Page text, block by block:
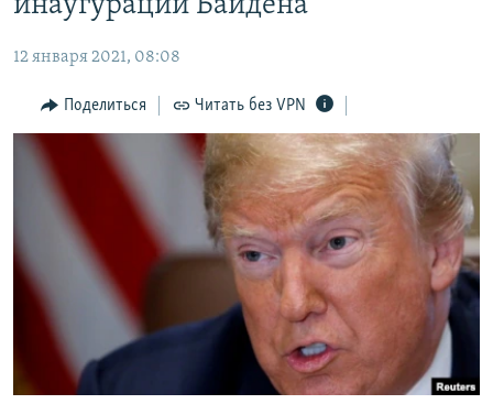
главной
навигации
Вернутся
поиску
11 ЛЕТ ОККУПАЦИИ КРЫМА. 11 ИСТОРИЙ СОПРОТИВЛЕНИЯ
ЕЩЕ
ИНТЕРАКТИВ
ИНФОГРАФИКА
ТЕЛЕПРОЕКТ КРЫМ.РЕАЛИИ
СОВЕТЫ ПРАВОЗАЩИТНИКОВ
ПРОПАВШИЕ БЕЗ ВЕСТИ
ПОБЕДИТЕЛЕЙ НЕ СУДЯТ?
КРЫМ.НЕПОКОРЕННЫЙ
ELIFBE
РАДІО СВОБОДА
КАК ОБОЙТИ БЛОКИРОВКУ
Українською
Qırımtatar
ПРИСОЕДИНЯЙТЕСЬ!
инаугурации Байдена
12 января 2021, 08:08
Поделиться Читать без VPN